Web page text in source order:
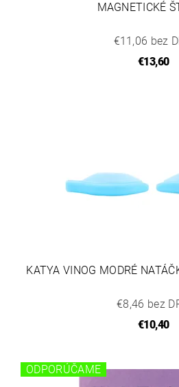
MAGNETICKÉ
€11,06 bez
€13,60
KATYA VINOG MODRÉ
€8,46 bez
€10,40
ODPORÚČAME